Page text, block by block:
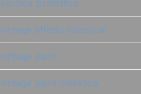
vernice protettiva
vintage effetto industrial
vintage paint
vintage paint metallica